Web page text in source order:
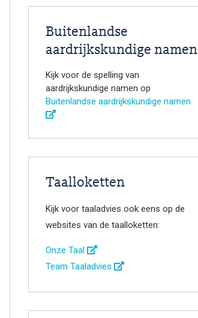
Buitenlandse
aardrijkskundige namen
Kijk voor de spelling van
aardrijkskundige namen op
Buitenlandse aardrijkskundige namen
Taalloketten
Kijk voor taaladvies ook eens op de
websites van de taalloketten:
Onze Taal
Team Taaladvies